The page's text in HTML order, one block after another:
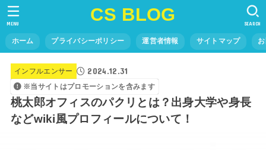
CS BLOG
ホーム プライバシーポリシー 運営者情報 サイトマップ
SEARCH
MENU
インフルエンサー 2024.12.31
※当サイトはプロモーションを含みます
桃太郎オフィスのパクリとは？出身大学や身長
などwiki風プロフィールについて！